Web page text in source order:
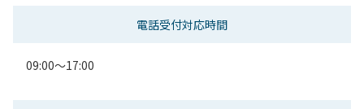
電話受付対応時間
09:00～17:00